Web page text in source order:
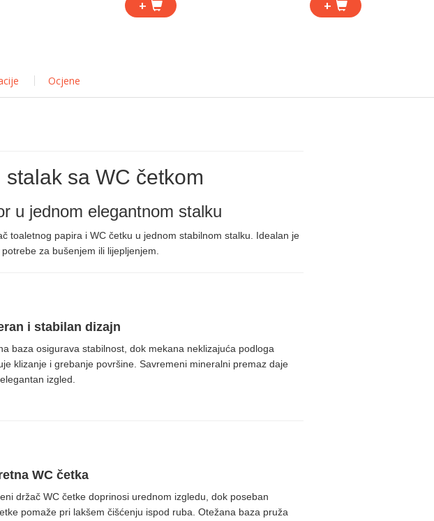
+ +
Ocjene
sa WC četkom
u jednom elegantnom stalku
toaletnog papira i WC četku u jednom stabilnom stalku. Idealan je
za bušenjem ili lijepljenjem.
i stabilan dizajn
baza osigurava stabilnost, dok mekana neklizajuća podloga
klizanje i grebanje površine. Savremeni mineralni premaz daje
izgled.
WC četka
držač WC četke doprinosi urednom izgledu, dok poseban
pomaže pri lakšem čišćenju ispod ruba. Otežana baza pruža